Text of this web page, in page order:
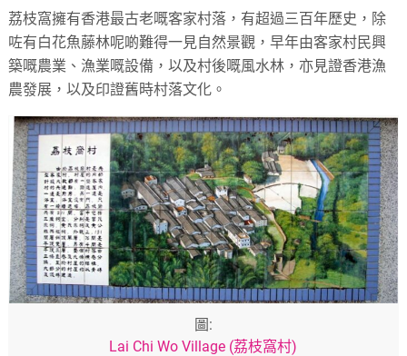
荔枝窩擁有香港最古老嘅客家村落，有超過三百年歷史，除
咗有白花魚藤林呢啲難得一見自然景觀，早年由客家村民興
築嘅農業、漁業嘅設備，以及村後嘅風水林，亦見證香港漁
農發展，以及印證舊時村落文化。
圖:
Lai Chi Wo Village (荔枝窩村)